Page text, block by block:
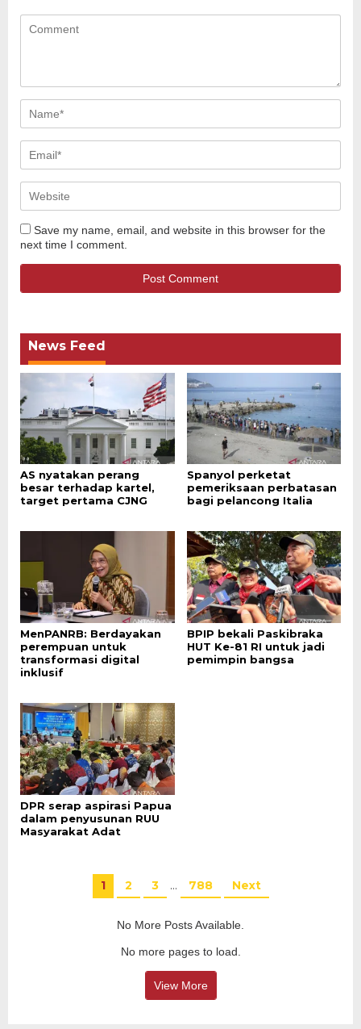
Save my name, email, and website in this browser for the
next time I comment.
News Feed
AS nyatakan perang
besar terhadap kartel,
target pertama CJNG
Spanyol perketat
pemeriksaan perbatasan
bagi pelancong Italia
MenPANRB: Berdayakan
perempuan untuk
transformasi digital
inklusif
BPIP bekali Paskibraka
HUT Ke-81 RI untuk jadi
pemimpin bangsa
DPR serap aspirasi Papua
dalam penyusunan RUU
Masyarakat Adat
1 2 3 … 788 Next
No More Posts Available.
No more pages to load.
View More